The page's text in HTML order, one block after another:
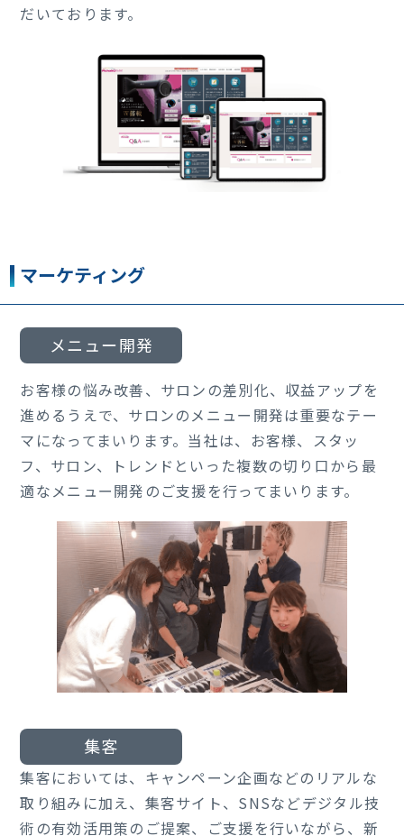
だいております。
マーケティング
メニュー開発
お客様の悩み改善、サロンの差別化、収益アップを
進めるうえで、サロンのメニュー開発は重要なテー
マになってまいります。当社は、お客様、スタッ
フ、サロン、トレンドといった複数の切り口から最
適なメニュー開発のご支援を行ってまいります。
集客
集客においては、キャンペーン企画などのリアルな
取り組みに加え、集客サイト、SNSなどデジタル技
術の有効活用策のご提案、ご支援を行いながら、新